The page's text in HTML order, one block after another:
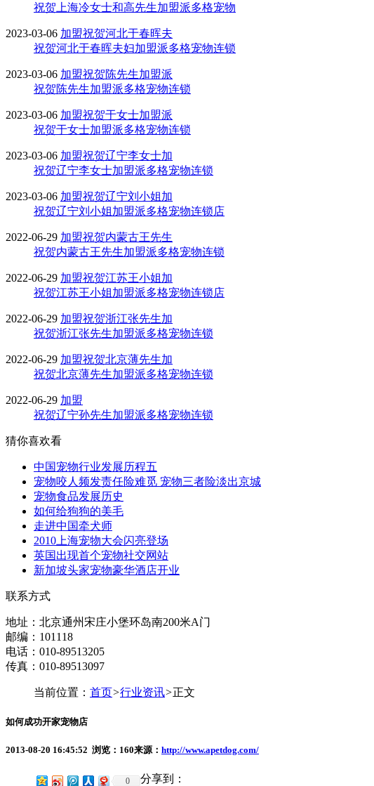
祝贺上海冷女士和高先生加盟派多格宠物
2023-03-06 加盟祝贺河北于春晖夫
祝贺河北于春晖夫妇加盟派多格宠物连锁
2023-03-06 加盟祝贺陈先生加盟派
祝贺陈先生加盟派多格宠物连锁
2023-03-06 加盟祝贺于女士加盟派
祝贺于女士加盟派多格宠物连锁
2023-03-06 加盟祝贺辽宁李女士加
祝贺辽宁李女士加盟派多格宠物连锁
2023-03-06 加盟祝贺辽宁刘小姐加
祝贺辽宁刘小姐加盟派多格宠物连锁店
2022-06-29 加盟祝贺内蒙古王先生
祝贺内蒙古王先生加盟派多格宠物连锁
2022-06-29 加盟祝贺江苏王小姐加
祝贺江苏王小姐加盟派多格宠物连锁店
2022-06-29 加盟祝贺浙江张先生加
祝贺浙江张先生加盟派多格宠物连锁
2022-06-29 加盟祝贺北京薄先生加
祝贺北京薄先生加盟派多格宠物连锁
2022-06-29 加盟
祝贺辽宁孙先生加盟派多格宠物连锁
猜你喜欢看
中国宠物行业发展历程五
宠物咬人频发责任险难觅 宠物三者险淡出京城
宠物食品发展历史
如何给狗狗的美毛
走进中国牵犬师
2010上海宠物大会闪亮登场
英国出现首个宠物社交网站
新加坡头家宠物豪华酒店开业
联系方式
地址：北京通州宋庄小堡环岛南200米A门
邮编：101118
电话：010-89513205
传真：010-89513097
当前位置： 首页>行业资讯>正文
如何成功开家宠物店
2013-08-20 16:45:52 浏览： 160来源： http://www.apetdog.com/
分享到：
0